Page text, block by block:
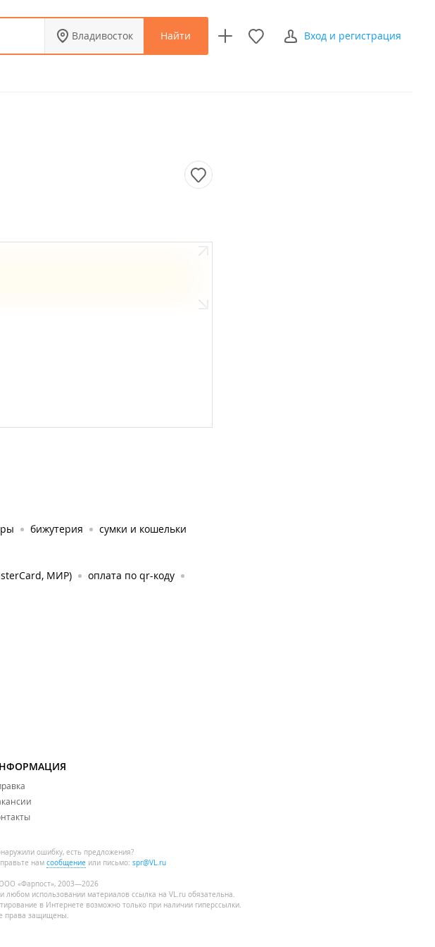
Владивосток Найти Вход и регистрация
бижутерия
сумки и кошельки
МИР)
оплата по qr-коду
ошибку, есть предложения?
нам сообщение или письмо: spr@VL.ru
«Фарпост», 2003—2026
любом использовании материалов ссылка на VL.ru обязательна.
в Интернете возможно только при наличии гиперссылки.
права защищены.